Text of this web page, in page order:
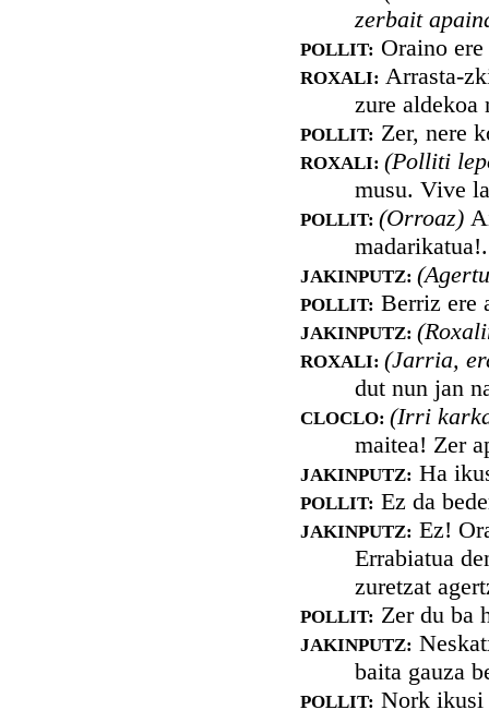
zerbait
POLLIT: Oraino
ROXALI: Arrasta-
zure aldekoa
POLLIT: Zer, nere
ROXALI: (Polliti
musu. Vive
POLLIT: (Orroaz)
JAKINPUTZ:
POLLIT: Berriz ere
JAKINPUTZ:
ROXALI: (Jarria,
dut nun jan
CLOCLO: (Irri
maitea! Zer
JAKINPUTZ: Ha
POLLIT: Ez da
JAKINPUTZ: Ez!
Errabiatua
zuretzat
POLLIT: Zer du ba
JAKINPUTZ:
baita gauza
POLLIT: Nork ikusi